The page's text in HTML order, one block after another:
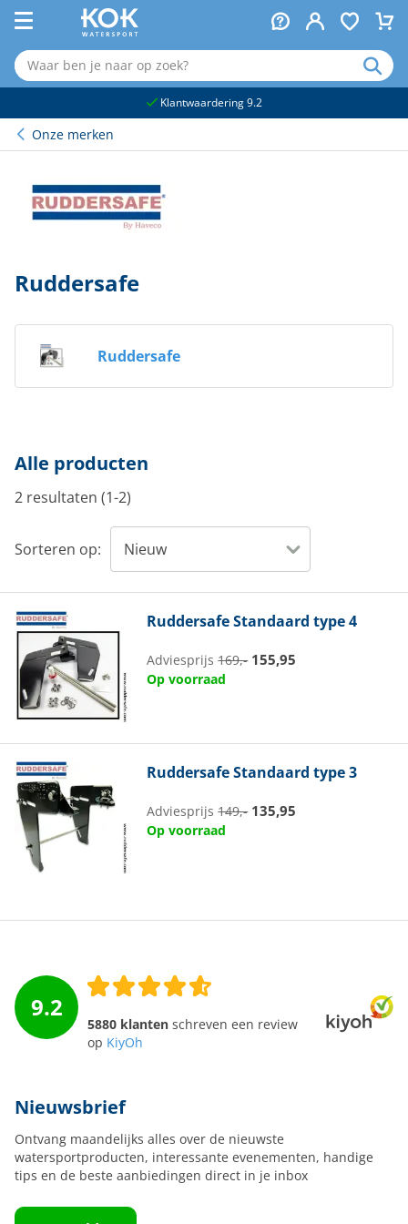
Klantwaardering 9.2
Onze merken
Ruddersafe
Ruddersafe
Alle producten
2 resultaten (1-2)
Sorteren op:
RuddersafeStandaard type 4
Adviesprijs169,- 155,95
Op voorraad
RuddersafeStandaard type 3
Adviesprijs149,- 135,95
Op voorraad
9.2
5880 klanten schreven een review
op KiyOh
Nieuwsbrief
Ontvang maandelijks alles over de nieuwste
watersportproducten, interessante evenementen, handige
tips en de beste aanbiedingen direct in je inbox